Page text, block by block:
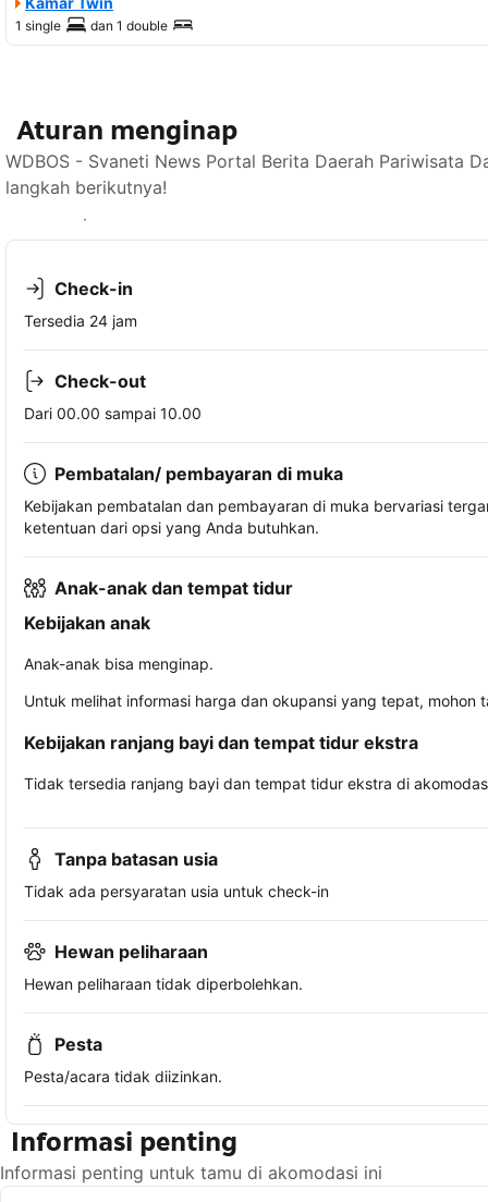
1 single dan 1 double
Aturan menginap
WDBOS - Svaneti News Portal Berita Daerah Pariwisata
langkah berikutnya!
Lihat ketersediaan
Check-in
Tersedia 24 jam
Check-out
Dari 00.00 sampai 10.00
Pembatalan/ pembayaran di muka
Kebijakan pembatalan dan pembayaran di muka bervariasi
ketentuan dari opsi yang Anda butuhkan.
Anak-anak dan tempat tidur
Kebijakan anak
Anak-anak bisa menginap.
Untuk melihat informasi harga dan okupansi yang tepat,
Kebijakan ranjang bayi dan tempat tidur ekstra
Tidak tersedia ranjang bayi dan tempat tidur ekstra di
Tanpa batasan usia
Tidak ada persyaratan usia untuk check-in
Hewan peliharaan
Hewan peliharaan tidak diperbolehkan.
Pesta
Pesta/acara tidak diizinkan.
Informasi penting
Informasi penting untuk tamu di akomodasi ini